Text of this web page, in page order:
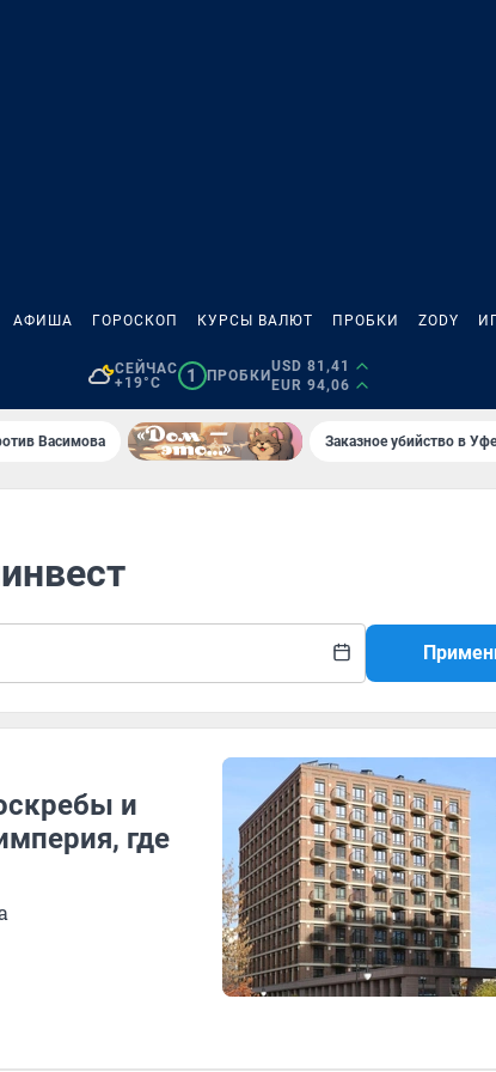
АФИША ГОРОСКОП КУРСЫ ВАЛЮТ ПРОБКИ ZODY
СЕЙЧАС
+19°C
1 ПРОБКИ
USD 81,41
EUR 94,06
Васимова Заказное убийство в
и
где